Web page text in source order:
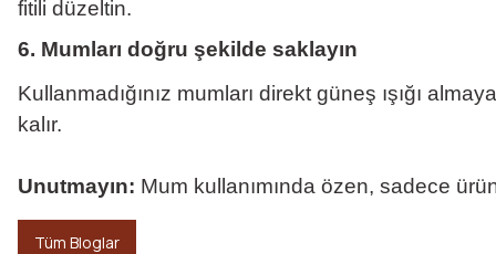
fitili düzeltin.
6. Mumları doğru şekilde saklayın
Kullanmadığınız mumları direkt güneş ışığı
kalır.
Unutmayın: Mum kullanımında özen, sadece
Tüm Bloglar